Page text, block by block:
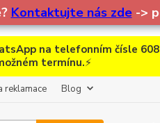
Kontaktujte nás zde->
na telefonním čísle
termínu.⚡
reklamace Blog